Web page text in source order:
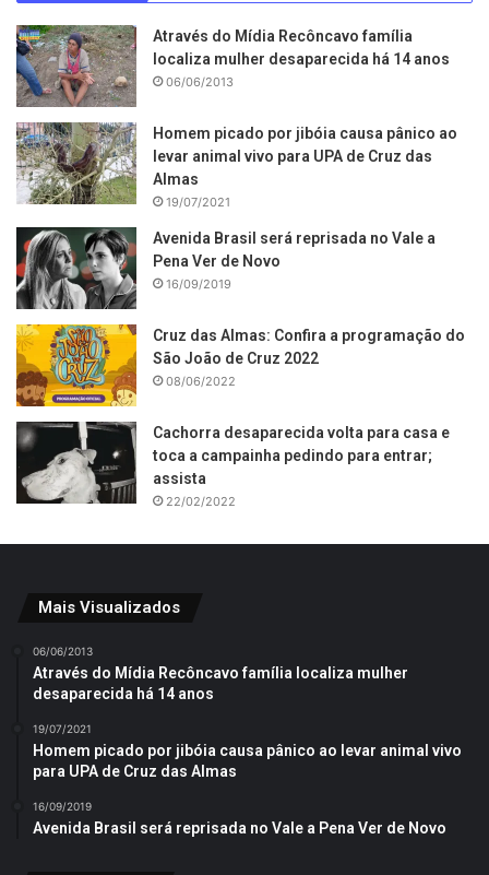
Através do Mídia Recôncavo família
localiza mulher desaparecida há 14 anos
06/06/2013
Homem picado por jibóia causa pânico ao
levar animal vivo para UPA de Cruz das
Almas
19/07/2021
Avenida Brasil será reprisada no Vale a
Pena Ver de Novo
16/09/2019
Cruz das Almas: Confira a programação do
São João de Cruz 2022
08/06/2022
Cachorra desaparecida volta para casa e
toca a campainha pedindo para entrar;
assista
22/02/2022
Mais Visualizados
06/06/2013
Através do Mídia Recôncavo família localiza mulher
desaparecida há 14 anos
19/07/2021
Homem picado por jibóia causa pânico ao levar animal vivo
para UPA de Cruz das Almas
16/09/2019
Avenida Brasil será reprisada no Vale a Pena Ver de Novo